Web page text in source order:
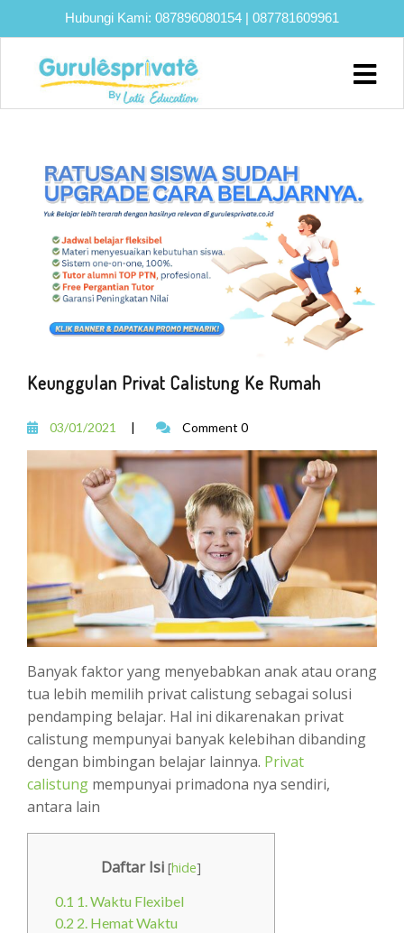
Hubungi Kami: 087896080154 | 087781609961
Home
Program
Bimbel
SNBT
Lainnya
Keunggulan Privat Calistung Ke Rumah
03/01/2021 | Comment 0
Banyak faktor yang menyebabkan anak atau orang
tua lebih memilih privat calistung sebagai solusi
pendamping belajar. Hal ini dikarenakan privat
calistung mempunyai banyak kelebihan dibanding
dengan bimbingan belajar lainnya. Privat
calistung mempunyai primadona nya sendiri,
antara lain
Daftar Isi [hide]
0.1 1. Waktu Flexibel
0.2 2. Hemat Waktu